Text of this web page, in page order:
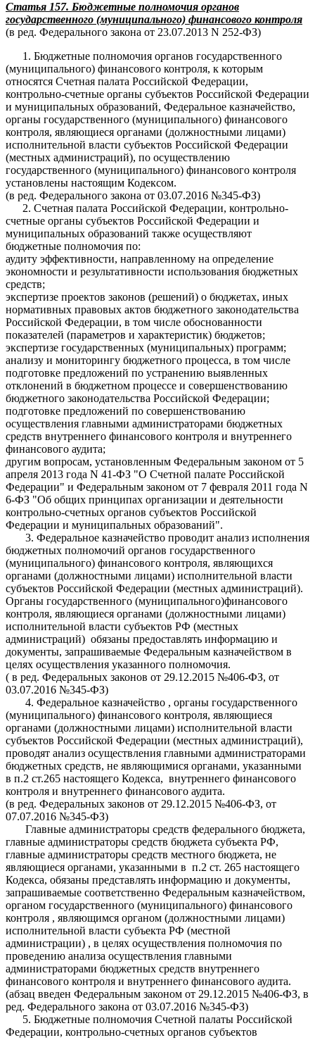
Статья 157. Бюджетные полномочия органов
государственного (муниципального) финансового контроля
(в ред. Федерального закона от 23.07.2013 N 252-ФЗ)
1. Бюджетные полномочия органов государственного
(муниципального) финансового контроля, к которым
относятся Счетная палата Российской Федерации,
контрольно-счетные органы субъектов Российской Федерации
и муниципальных образований, Федеральное казначейство,
органы государственного (муниципального) финансового
контроля, являющиеся органами (должностными лицами)
исполнительной власти субъектов Российской Федерации
(местных администраций), по осуществлению
государственного (муниципального) финансового контроля
установлены настоящим Кодексом.
(в ред. Федерального закона от 03.07.2016 №345-ФЗ)
2. Счетная палата Российской Федерации, контрольно-
счетные органы субъектов Российской Федерации и
муниципальных образований также осуществляют
бюджетные полномочия по:
аудиту эффективности, направленному на определение
экономности и результативности использования бюджетных
средств;
экспертизе проектов законов (решений) о бюджетах, иных
нормативных правовых актов бюджетного законодательства
Российской Федерации, в том числе обоснованности
показателей (параметров и характеристик) бюджетов;
экспертизе государственных (муниципальных) программ;
анализу и мониторингу бюджетного процесса, в том числе
подготовке предложений по устранению выявленных
отклонений в бюджетном процессе и совершенствованию
бюджетного законодательства Российской Федерации;
подготовке предложений по совершенствованию
осуществления главными администраторами бюджетных
средств внутреннего финансового контроля и внутреннего
финансового аудита;
другим вопросам, установленным Федеральным законом от 5
апреля 2013 года N 41-ФЗ "О Счетной палате Российской
Федерации" и Федеральным законом от 7 февраля 2011 года N
6-ФЗ "Об общих принципах организации и деятельности
контрольно-счетных органов субъектов Российской
Федерации и муниципальных образований".
3. Федеральное казначейство проводит анализ исполнения
бюджетных полномочий органов государственного
(муниципального) финансового контроля, являющихся
органами (должностными лицами) исполнительной власти
субъектов Российской Федерации (местных администраций).
Органы государственного (муниципального)финансового
контроля, являющиеся органами (должностными лицами)
исполнительной власти субъектов РФ (местных
администраций) обязаны предоставлять информацию и
документы, запрашиваемые Федеральным казначейством в
целях осуществления указанного полномочия.
( в ред. Федеральных законов от 29.12.2015 №406-ФЗ, от
03.07.2016 №345-ФЗ)
4. Федеральное казначейство , органы государственного
(муниципального) финансового контроля, являющиеся
органами (должностными лицами) исполнительной власти
субъектов Российской Федерации (местных администраций),
проводят анализ осуществления главными администраторами
бюджетных средств, не являющимися органами, указанными
в п.2 ст.265 настоящего Кодекса, внутреннего финансового
контроля и внутреннего финансового аудита.
(в ред. Федеральных законов от 29.12.2015 №406-ФЗ, от
07.07.2016 №345-ФЗ)
Главные администраторы средств федерального бюджета,
главные администраторы средств бюджета субъекта РФ,
главные администраторы средств местного бюджета, не
являющиеся органами, указанными в п.2 ст. 265 настоящего
Кодекса, обязаны представлять информацию и документы,
запрашиваемые соответственно Федеральным казначейством,
органом государственного (муниципального) финансового
контроля , являющимся органом (должностными лицами)
исполнительной власти субъекта РФ (местной
администрации) , в целях осуществления полномочия по
проведению анализа осуществления главными
администраторами бюджетных средств внутреннего
финансового контроля и внутреннего финансового аудита.
(абзац введен Федеральным законом от 29.12.2015 №406-ФЗ, в
ред. Федерального закона от 03.07.2016 №345-ФЗ)
5. Бюджетные полномочия Счетной палаты Российской
Федерации, контрольно-счетных органов субъектов